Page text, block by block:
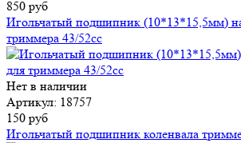
850 руб
Игольчатый подшипник (10*13*15,5мм)
триммера 43/52сс
Нет в наличии
Артикул: 18757
150 руб
Игольчатый подшипник коленвала